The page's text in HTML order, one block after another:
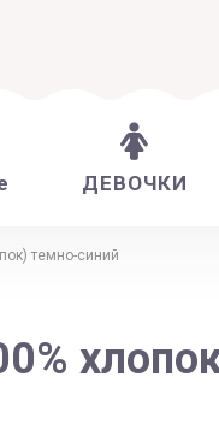
ДЕВОЧКИ
темно-синий